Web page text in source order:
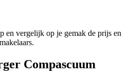
en vergelijk op je gemak de prijs en
Compascuum